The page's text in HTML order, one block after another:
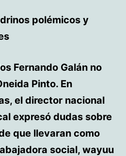
polémicos y
Fernando Galán no
Pinto. En
el director nacional
expresó dudas sobre
que llevaran como
social, wayuu